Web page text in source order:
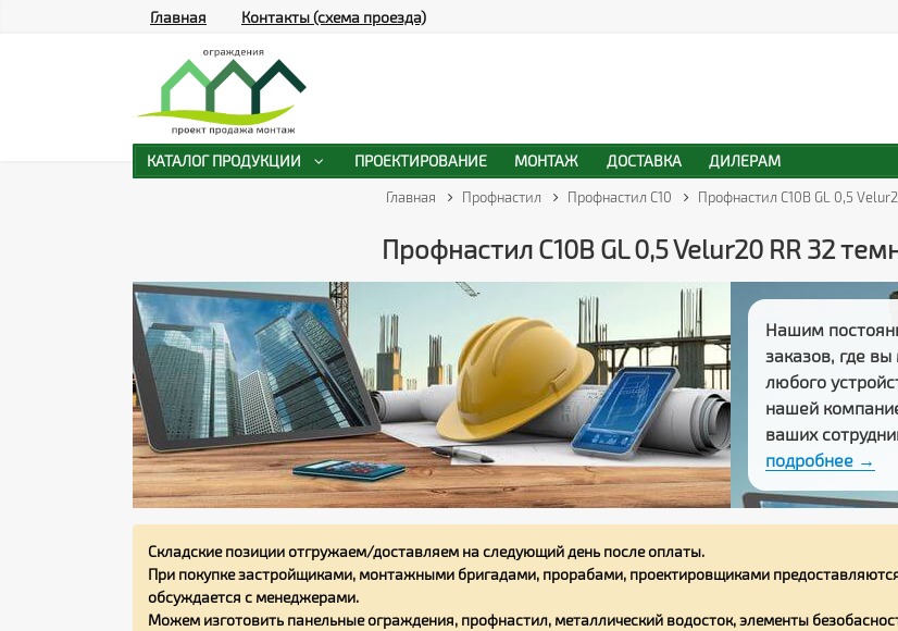
Главная Профнастил Профнастил С10 Профнастил С10В GL 0,5
Профнастил С10В GL 0,5 Velur20 RR 32
Нашим
заказов, где
любого
нашей
ваших
подробнее →
Складские позиции отгружаем/доставляем на следующий день после оплаты.
При покупке застройщиками, монтажными бригадами, прорабами, проектировщиками
обсуждается с менеджерами.
Можем изготовить панельные ограждения, профнастил, металлический водосток, элементы
Главная Контакты (схема проезда)
КАТАЛОГ ПРОДУКЦИИ ПРОЕКТИРОВАНИЕ МОНТАЖ ДОСТАВКА ДИЛЕРАМ